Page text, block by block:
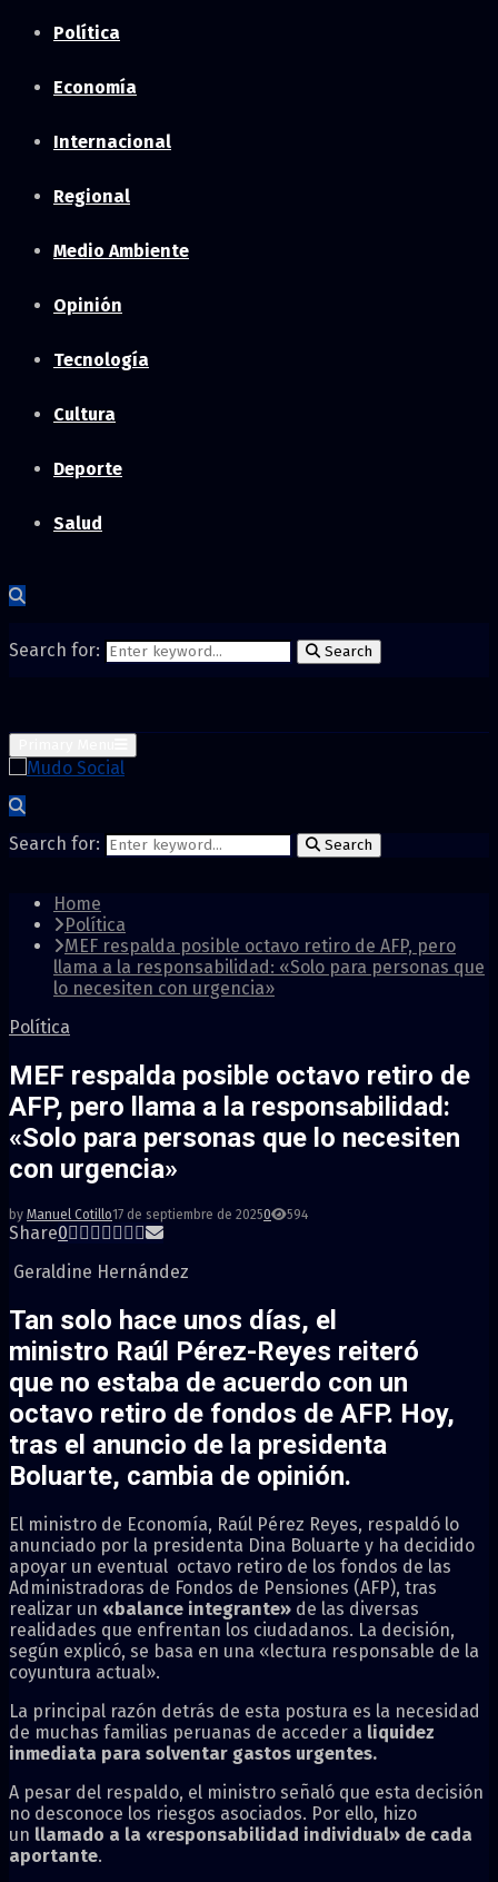
Política
Economía
Internacional
Regional
Medio Ambiente
Opinión
Tecnología
Cultura
Deporte
Salud
Search for: Search
Search for: Search
Home
Política
MEF respalda posible octavo retiro de AFP, pero
llama a la responsabilidad: «Solo para personas que
lo necesiten con urgencia»
Política
MEF respalda posible octavo retiro de
AFP, pero llama a la responsabilidad:
«Solo para personas que lo necesiten
con urgencia»
by Manuel Cotillo17 de septiembre de 20250 594
Share0
Geraldine Hernández
Tan solo hace unos días, el
ministro Raúl Pérez-Reyes reiteró
que no estaba de acuerdo con un
octavo retiro de fondos de AFP. Hoy,
tras el anuncio de la presidenta
Boluarte, cambia de opinión.
El ministro de Economía, Raúl Pérez Reyes, respaldó lo
anunciado por la presidenta Dina Boluarte y ha decidido
apoyar un eventual octavo retiro de los fondos de las
Administradoras de Fondos de Pensiones (AFP), tras
realizar un «balance integrante» de las diversas
realidades que enfrentan los ciudadanos. La decisión,
según explicó, se basa en una «lectura responsable de la
coyuntura actual».
La principal razón detrás de esta postura es la necesidad
de muchas familias peruanas de acceder a liquidez
inmediata para solventar gastos urgentes.
A pesar del respaldo, el ministro señaló que esta decisión
no desconoce los riesgos asociados. Por ello, hizo
un llamado a la «responsabilidad individual» de cada
aportante.